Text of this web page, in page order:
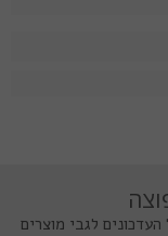
לגבי מוצרים